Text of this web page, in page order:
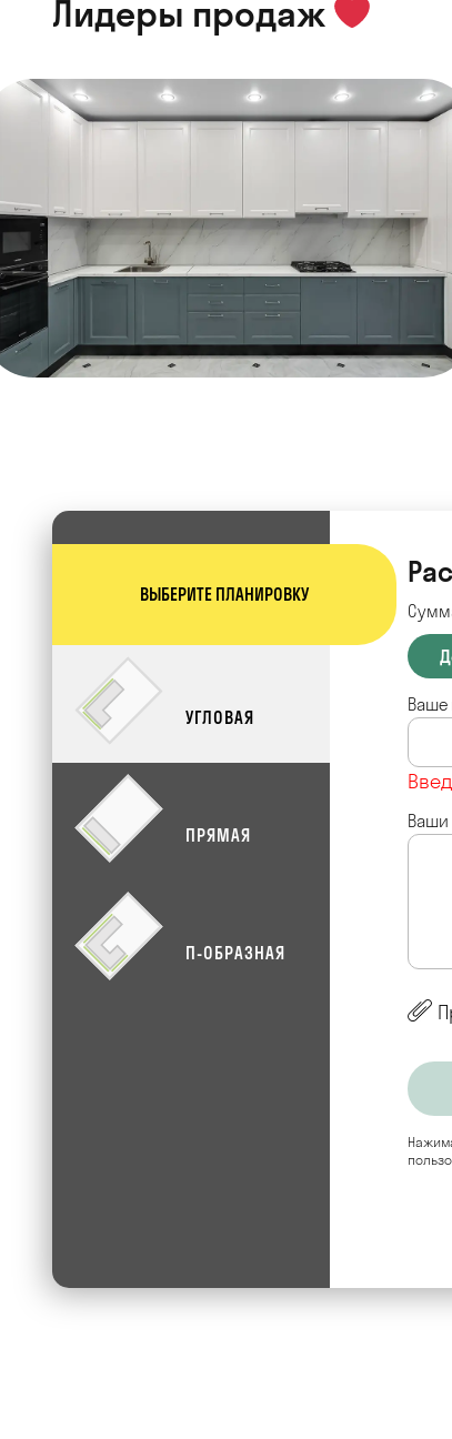
Лидеры продаж
ВЫБЕРИТЕ ПЛАНИРОВКУ
УГЛОВАЯ
ПРЯМАЯ
П-ОБРАЗНАЯ
Ваше
Ваши